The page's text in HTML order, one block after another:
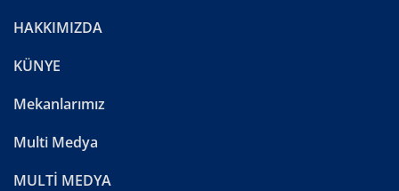
HAKKIMIZDA
KÜNYE
Mekanlarımız
Multi Medya
MULTİ MEDYA